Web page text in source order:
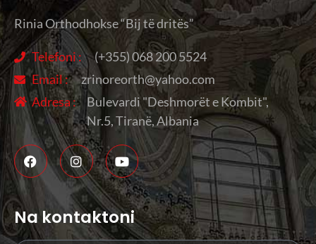
Rinia Orthodhokse “Bij të dritës”
Telefoni :
(+355) 068 200 5524
Email :
zrinoreorth@yahoo.com
Adresa :
Bulevardi "Deshmorët e Kombit",
Nr.5, Tiranë, Albania
Na kontaktoni